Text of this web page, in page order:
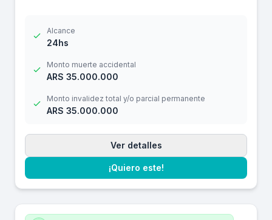
Alcance
24hs
Monto muerte accidental
ARS 35.000.000
Monto invalidez total y/o parcial permanente
ARS 35.000.000
Ver detalles
¡Quiero este!